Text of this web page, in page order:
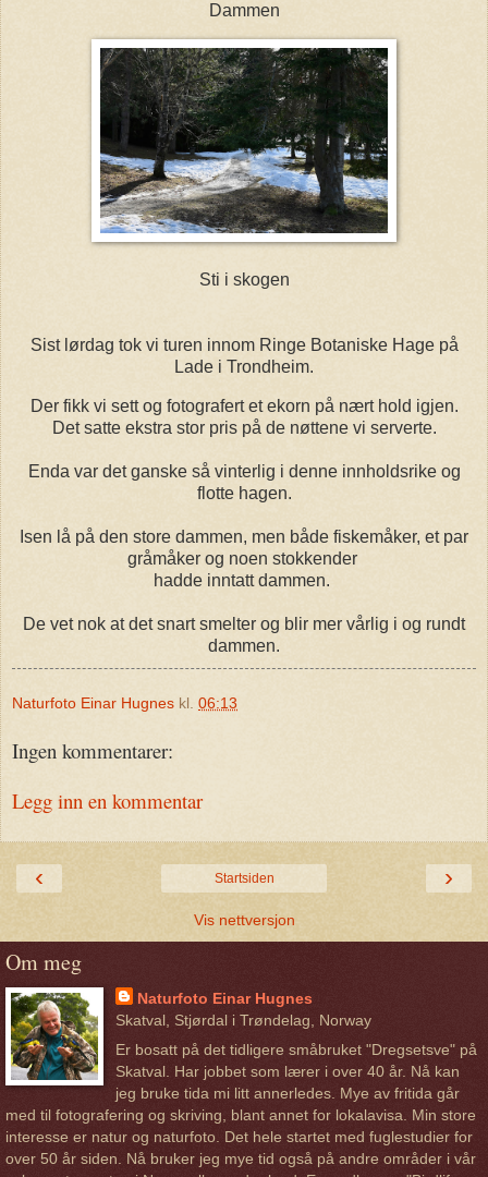
Dammen
Sti i skogen
Sist lørdag tok vi turen innom Ringe Botaniske Hage på
Lade i Trondheim.
Der fikk vi sett og fotografert et ekorn på nært hold igjen.
Det satte ekstra stor pris på de nøttene vi serverte.
Enda var det ganske så vinterlig i denne innholdsrike og
flotte hagen.
Isen lå på den store dammen, men både fiskemåker, et par
gråmåker og noen stokkender
hadde inntatt dammen.
De vet nok at det snart smelter og blir mer vårlig i og rundt
dammen.
Naturfoto Einar Hugnes kl. 06:13
Ingen kommentarer:
Legg inn en kommentar
‹ ›
Startsiden
Vis nettversjon
Om meg
Naturfoto Einar Hugnes
Skatval, Stjørdal i Trøndelag, Norway
Er bosatt på det tidligere småbruket "Dregsetsve" på
Skatval. Har jobbet som lærer i over 40 år. Nå kan
jeg bruke tida mi litt annerledes. Mye av fritida går
med til fotografering og skriving, blant annet for lokalavisa. Min store
interesse er natur og naturfoto. Det hele startet med fuglestudier for
over 50 år siden. Nå bruker jeg mye tid også på andre områder i vår